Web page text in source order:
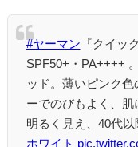
#ヤーマン 『クイッ
SPF50+・PA++++
ッド。薄いピンク
ーでのびもよく、
明るく見え、40代以
ホワイト